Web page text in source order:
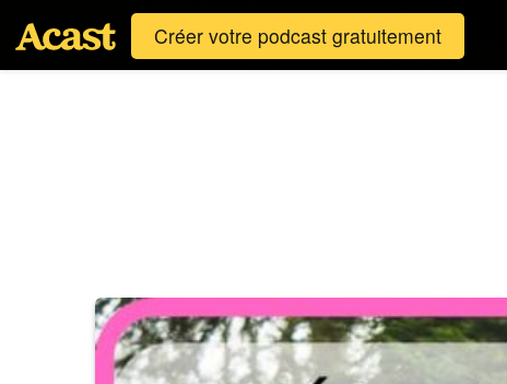
Créer votre podcast gratuitement